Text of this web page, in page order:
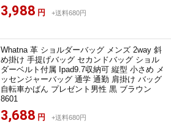
3,988 円 +送料680円
Whatna 革 ショルダーバッグ メンズ 2way 斜
め掛け 手提げバッグ セカンドバッグ ショル
ダーベルト付属 Ipad9.7収納可 縦型 小さめ メ
ッセンジャーバッグ 通学 通勤 肩掛け バッグ
自転車かばん プレゼント男性 黒 ブラウン
8601
3,688 円 +送料680円